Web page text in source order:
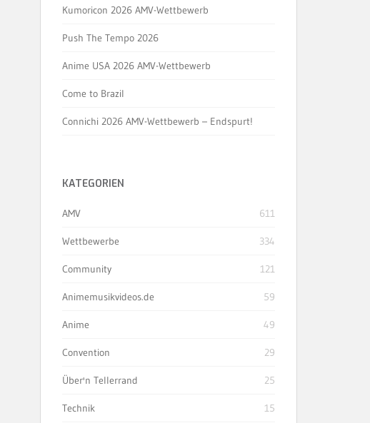
Kumoricon 2026 AMV-Wettbewerb
Push The Tempo 2026
Anime USA 2026 AMV-Wettbewerb
Come to Brazil
Connichi 2026 AMV-Wettbewerb – Endspurt!
KATEGORIEN
AMV 611
Wettbewerbe 334
Community 121
Animemusikvideos.de 59
Anime 49
Convention 29
Über'n Tellerrand 25
Technik 15